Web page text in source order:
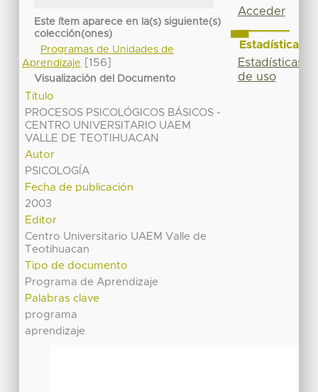
Este ítem aparece en la(s) siguiente(s)
colección(ones)
Programas de Unidades de
Aprendizaje
[156]
Visualización del Documento
Título
PROCESOS PSICOLÓGICOS BÁSICOS -
CENTRO UNIVERSITARIO UAEM
VALLE DE TEOTIHUACAN
Autor
PSICOLOGÍA
Fecha de publicación
2003
Editor
Centro Universitario UAEM Valle de
Teotihuacan
Tipo de documento
Programa de Aprendizaje
Palabras clave
programa
aprendizaje
Acceder
Estadísticas
Estadísticas
de uso